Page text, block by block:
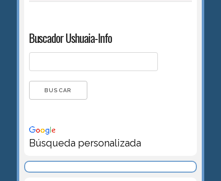
Buscador Ushuaia-Info
Búsqueda personalizada